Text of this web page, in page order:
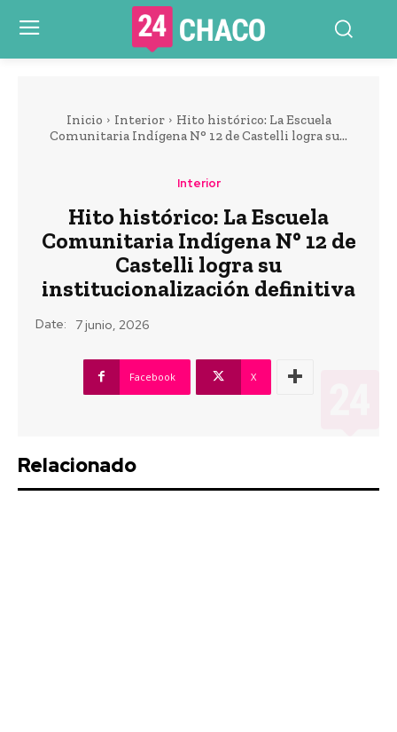
Inicio Interior
Hito histórico: La Escuela
Comunitaria Indígena N° 12 de Castelli logra su...
Interior
Hito histórico: La Escuela
Comunitaria Indígena N° 12 de
Castelli logra su
institucionalización definitiva
Date: 7 junio, 2026
Facebook X
Relacionado